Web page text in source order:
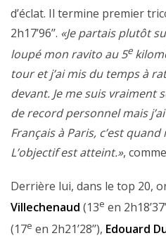
d’éclat. Il termine premier
2h17’96’’. «Je partais plutôt
loupé mon ravito au 5e
tour et j’ai mis du temps à
devant. Je me suis vraiment
de record personnel mais
Français à Paris, c’est
L’objectif est atteint.»,
Derrière lui, dans le top 20,
Villechenaud (13e en
(17e en 2h21’28’’), Edouard